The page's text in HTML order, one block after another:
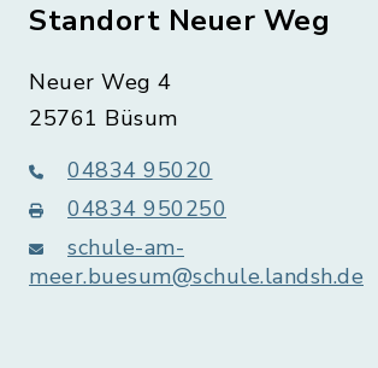
Standort Neuer Weg
Neuer Weg 4
25761 Büsum
04834 95020
04834 950250
schule-am-
meer.buesum@schule.landsh.de